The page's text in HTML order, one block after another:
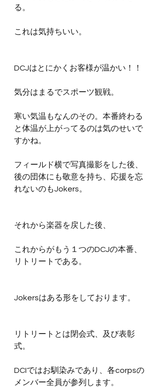
る。
これは気持ちいい。
DCJはとにかくお客様が温かい！！
気分はまるでスポーツ観戦。
寒い気温もなんのその。本番終わる
と体温が上がってるのは気のせいで
すかね。
フィールド横で写真撮影をした後、
後の団体にも敬意を持ち、応援を忘
れないのもJokers。
それから楽器を戻した後、
これからがもう１つのDCJの本番、
リトリートである。
Jokersはある形をしております。
リトリートとは閉会式、及び表彰
式。
DCIではお馴染みであり、各corpsの
メンバー全員が参列します。